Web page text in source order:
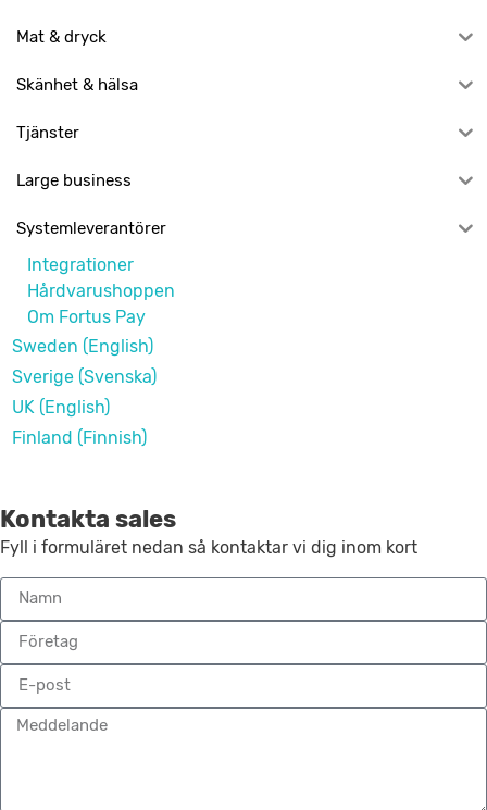
Mat & dryck
Skänhet & hälsa
Tjänster
Large business
Systemleverantörer
Integrationer
Hårdvarushoppen
Om Fortus Pay
Sweden (English)
Sverige (Svenska)
UK (English)
Finland (Finnish)
Kontakta sales
Fyll i formuläret nedan så kontaktar vi dig inom kort